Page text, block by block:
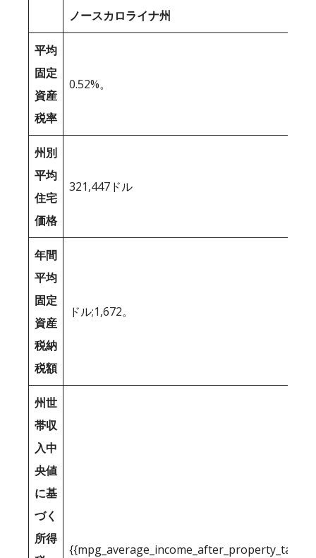
ノースカロライナ州
平均
固定
資産
税率
0.52%。
州別
平均
住宅
価格
321,447ドル
年間
平均
固定
資産
税納
税額
ドル;1,672。
州世
帯収
入中
央値
に基
づく
所得